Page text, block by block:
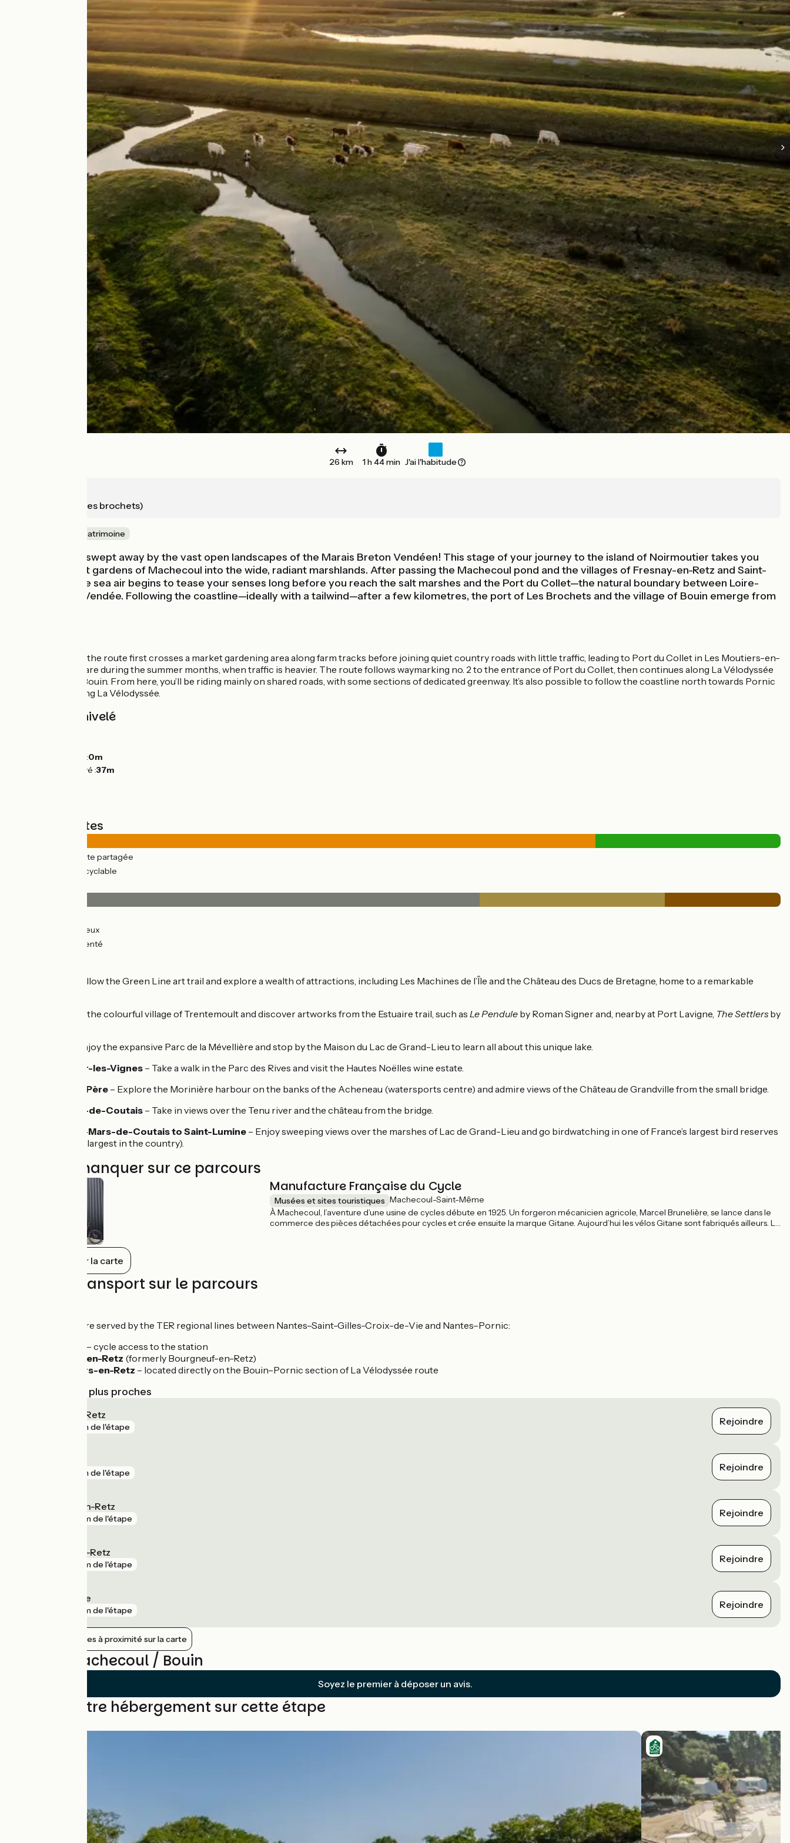
26 km 1 h 44 min J'ai l'habitude
Bouin (port des brochets)
Nature & petit patrimoine
Let yourself be swept away by the vast open landscapes of the Marais Breton Vendéen! This stage of your journey to the island of Noirmoutier takes you
from the market gardens of Machecoul into the wide, radiant marshlands. After passing the Machecoul pond and the villages of Fresnay-en-Retz and Saint-
Cyr-en-Retz, the sea air begins to tease your senses long before you reach the salt marshes and the Port du Collet—the natural boundary between Loire-
Atlantique and Vendée. Following the coastline—ideally with a tailwind—after a few kilometres, the port of Les Brochets and the village of Bouin emerge from
From Machecoul, the route first crosses a market gardening area along farm tracks before joining quiet country roads with little traffic, leading to Port du Collet in Les Moutiers-en-
Retz. Take extra care during the summer months, when traffic is heavier. The route follows waymarking no. 2 to the entrance of Port du Collet, then continues along La Vélodyssée
signage towards Bouin. From here, you’ll be riding mainly on shared roads, with some sections of dedicated greenway. It’s also possible to follow the coastline north towards Pornic
by continuing along La Vélodyssée.
Pentes et dénivelé
Point le plus bas :0m
Point le plus élevé :37m
Types de routes
(76%) Route partagée
(24%) Voie cyclable
(24%) Rugueux
(15%) Accidenté
– Follow the Green Line art trail and explore a wealth of attractions, including Les Machines de l’Île and the Château des Ducs de Bretagne, home to a remarkable
– Visit the colourful village of Trentemoult and discover artworks from the Estuaire trail, such as Le Pendule by Roman Signer and, nearby at Port Lavigne, The Settlers by
– Enjoy the expansive Parc de la Mévellière and stop by the Maison du Lac de Grand-Lieu to learn all about this unique lake.
Saint-Léger-les-Vignes – Take a walk in the Parc des Rives and visit the Hautes Noëlles wine estate.
Port-Saint-Père – Explore the Morinière harbour on the banks of the Acheneau (watersports centre) and admire views of the Château de Grandville from the small bridge.
Saint-Mars-de-Coutais – Take in views over the Tenu river and the château from the bridge.
From Saint-Mars-de-Coutais to Saint-Lumine – Enjoy sweeping views over the marshes of Lac de Grand-Lieu and go birdwatching in one of France’s largest bird reserves
(the second largest in the country).
À ne pas manquer sur ce parcours
Manufacture Française du Cycle
Musées et sites touristiques Machecoul-Saint-Même
À Machecoul, l’aventure d’une usine de cycles débute en 1925. Un forgeron mécanicien agricole, Marcel Brunelière, se lance dans le
commerce des pièces détachées pour cycles et crée ensuite la marque Gitane. Aujourd’hui les vélos Gitane sont fabriqués ailleurs. La
Tout afficher sur la carte
Trains et transport sur le parcours
Several stations are served by the TER regional lines between Nantes–Saint-Gilles-Croix-de-Vie and Nantes–Pornic:
– cycle access to the station
Villeneuve-en-Retz (formerly Bourgneuf-en-Retz)
Les Moutiers-en-Retz – located directly on the Bouin–Pornic section of La Vélodyssée route
Gares SNCF les plus proches
Bourgneuf-en-Retz
1 km de l'étape Rejoindre
1 km de l'étape Rejoindre
Les Moutiers-en-Retz
4 km de l'étape Rejoindre
La Bernerie-en-Retz
8 km de l'étape Rejoindre
Sainte-Pazanne
8 km de l'étape Rejoindre
Afficher les gares à proximité sur la carte
Avis sur Machecoul / Bouin
Soyez le premier à déposer un avis.
Trouvez votre hébergement sur cette étape